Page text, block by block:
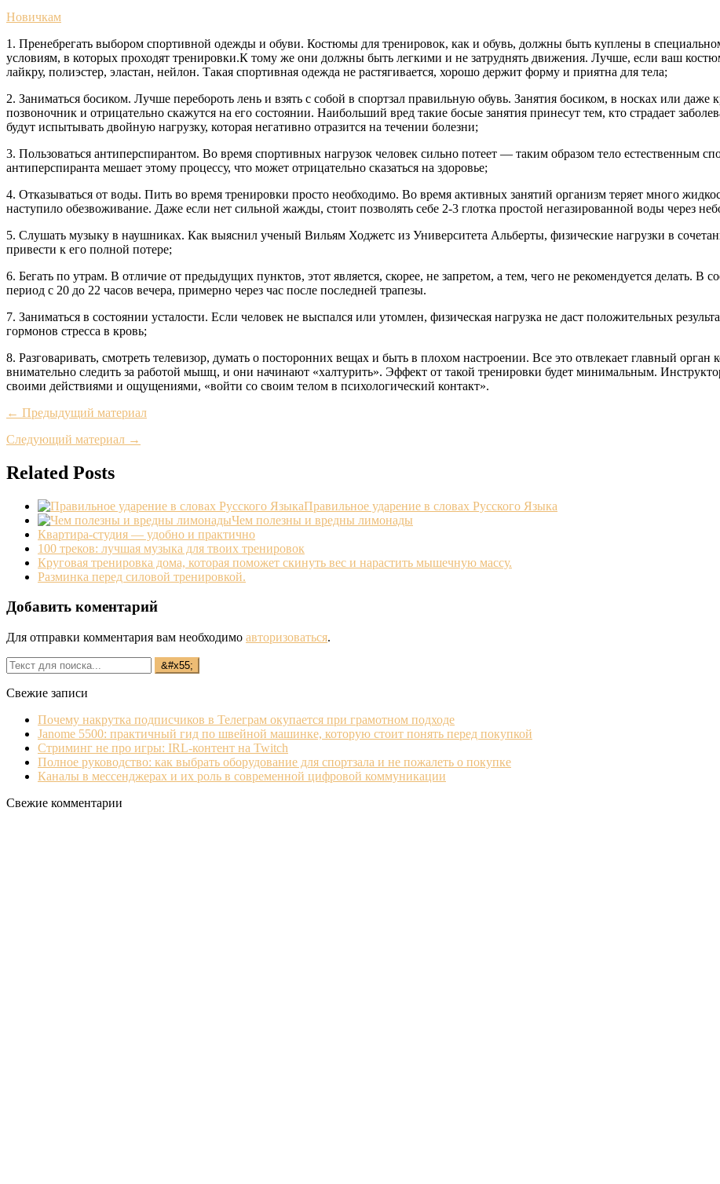
Новичкам
1. Пренебрегать выбором спортивной одежды и обуви. Костюмы для тренировок, как и обувь, должны быть куплены в специальном
условиям, в которых проходят тренировки.К тому же они должны быть легкими и не затруднять движения. Лучше, если ваш
лайкру, полиэстер, эластан, нейлон. Такая спортивная одежда не растягивается, хорошо держит форму и приятна для тела;
2. Заниматься босиком. Лучше перебороть лень и взять с собой в спортзал правильную обувь. Занятия босиком, в носках или даже
позвоночник и отрицательно скажутся на его состоянии. Наибольший вред такие босые занятия принесут тем, кто страдает
будут испытывать двойную нагрузку, которая негативно отразится на течении болезни;
3. Пользоваться антиперспирантом. Во время спортивных нагрузок человек сильно потеет — таким образом тело естественным
антиперспиранта мешает этому процессу, что может отрицательно сказаться на здоровье;
4. Отказываться от воды. Пить во время тренировки просто необходимо. Во время активных занятий организм теряет много
наступило обезвоживание. Даже если нет сильной жажды, стоит позволять себе 2-3 глотка простой негазированной воды через
5. Слушать музыку в наушниках. Как выяснил ученый Вильям Ходжетс из Университета Альберты, физические нагрузки в
привести к его полной потере;
6. Бегать по утрам. В отличие от предыдущих пунктов, этот является, скорее, не запретом, а тем, чего не рекомендуется делать. В
период с 20 до 22 часов вечера, примерно через час после последней трапезы.
7. Заниматься в состоянии усталости. Если человек не выспался или утомлен, физическая нагрузка не даст положительных
гормонов стресса в кровь;
8. Разговаривать, смотреть телевизор, думать о посторонних вещах и быть в плохом настроении. Все это отвлекает главный
внимательно следить за работой мышц, и они начинают «халтурить». Эффект от такой тренировки будет минимальным.
своими действиями и ощущениями, «войти со своим телом в психологический контакт».
← Предыдущий материал
Следующий материал →
Related Posts
Правильное ударение в словах Русского Языка
Чем полезны и вредны лимонады
Квартира-студия — удобно и практично
100 треков: лучшая музыка для твоих тренировок
Круговая тренировка дома, которая поможет скинуть вес и нарастить мышечную массу.
Разминка перед силовой тренировкой.
Добавить коментарий
Для отправки комментария вам необходимо авторизоваться.
Свежие записи
Почему накрутка подписчиков в Телеграм окупается при грамотном подходе
Janome 5500: практичный гид по швейной машинке, которую стоит понять перед покупкой
Стриминг не про игры: IRL‐контент на Twitch
Полное руководство: как выбрать оборудование для спортзала и не пожалеть о покупке
Каналы в мессенджерах и их роль в современной цифровой коммуникации
Свежие комментарии